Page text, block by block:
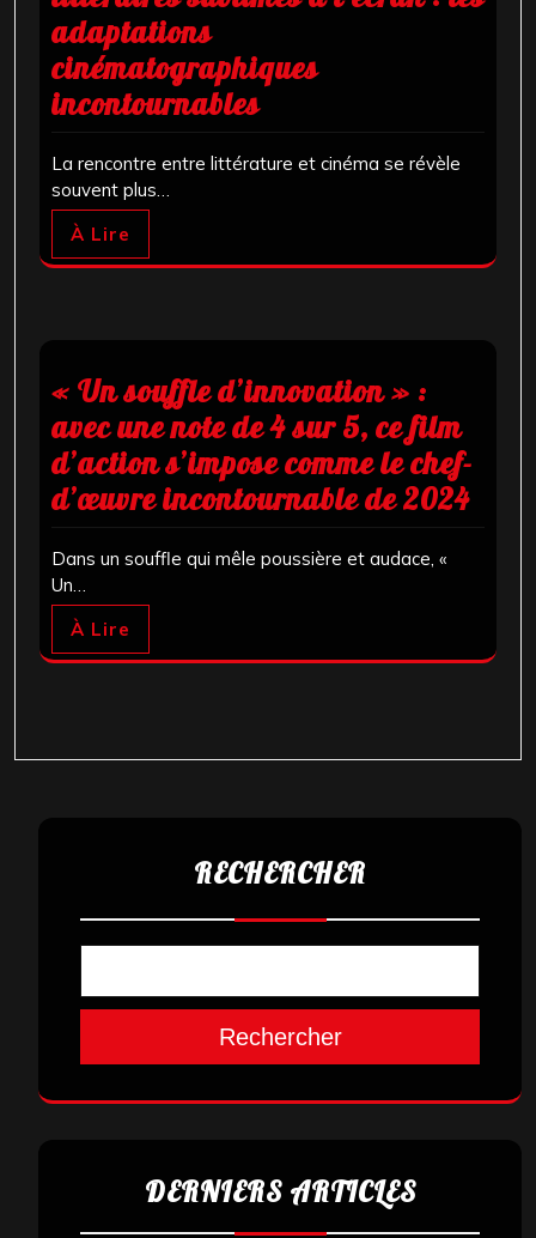
adaptations
cinématographiques
incontournables
La rencontre entre littérature et cinéma se révèle
souvent plus…
À Lire
« Un souffle d’innovation » :
avec une note de 4 sur 5, ce film
d’action s’impose comme le chef-
d’œuvre incontournable de 2024
Dans un souffle qui mêle poussière et audace, «
Un…
À Lire
RECHERCHER
Rechercher
DERNIERS ARTICLES